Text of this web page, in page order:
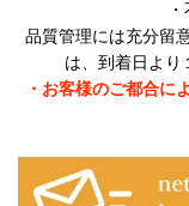
品質管理には充分留
は、到着日より
・お客様のご都合に